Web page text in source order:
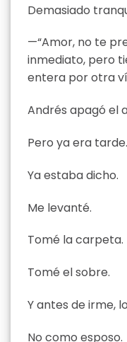
Demasiado
—“Amor, no te
inmediato, pero
entera por otra
Andrés apagó el
Pero ya era tarde.
Ya estaba dicho.
Me levanté.
Tomé la carpeta.
Tomé el sobre.
Y antes de irme,
No como esposo.